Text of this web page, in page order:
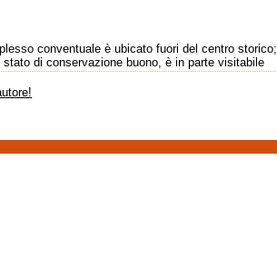
conventuale è ubicato fuori del centro storico;
di conservazione buono, è in parte visitabile